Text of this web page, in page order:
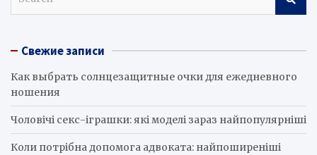
c Свежие записи
Как выбрать солнцезащитные очки для ежедневного
ношения
Чоловічі секс-іграшки: які моделі зараз найпопулярніші
Коли потрібна допомога адвоката: найпоширеніші